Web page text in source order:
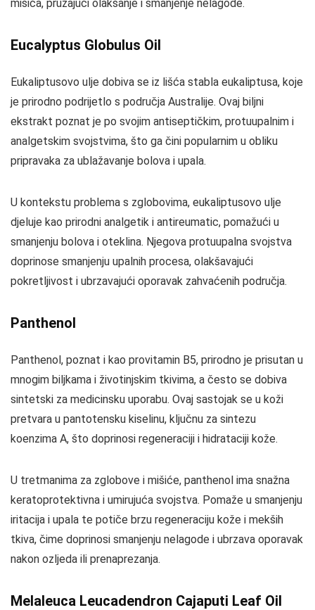
mišića, pružajući olakšanje i smanjenje nelagode.
Eucalyptus Globulus Oil
Eukaliptusovo ulje dobiva se iz lišća stabla eukaliptusa, koje
je prirodno podrijetlo s područja Australije. Ovaj biljni
ekstrakt poznat je po svojim antiseptičkim, protuupalnim i
analgetskim svojstvima, što ga čini popularnim u obliku
pripravaka za ublažavanje bolova i upala.
U kontekstu problema s zglobovima, eukaliptusovo ulje
djeluje kao prirodni analgetik i antireumatic, pomažući u
smanjenju bolova i oteklina. Njegova protuupalna svojstva
doprinose smanjenju upalnih procesa, olakšavajući
pokretljivost i ubrzavajući oporavak zahvaćenih područja.
Panthenol
Panthenol, poznat i kao provitamin B5, prirodno je prisutan u
mnogim biljkama i životinjskim tkivima, a često se dobiva
sintetski za medicinsku uporabu. Ovaj sastojak se u koži
pretvara u pantotensku kiselinu, ključnu za sintezu
koenzima A, što doprinosi regeneraciji i hidrataciji kože.
U tretmanima za zglobove i mišiće, panthenol ima snažna
keratoprotektivna i umirujuća svojstva. Pomaže u smanjenju
iritacija i upala te potiče brzu regeneraciju kože i mekših
tkiva, čime doprinosi smanjenju nelagode i ubrzava oporavak
nakon ozljeda ili prenaprezanja.
Melaleuca Leucadendron Cajaputi Leaf Oil